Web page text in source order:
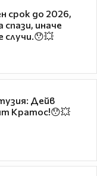
срок до 2026,
иначе
случи.😯💥
Дейв
Кратос!😯💥